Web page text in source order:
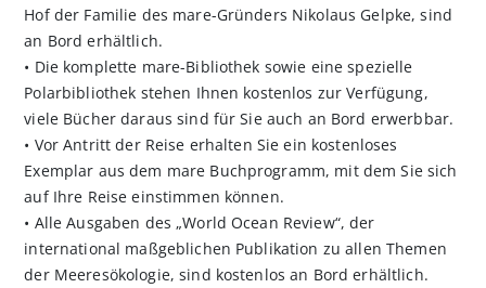
Hof der Familie des mare-Gründers Nikolaus Gelpke, sind
an Bord erhältlich.
• Die komplette mare-Bibliothek sowie eine spezielle
Polarbibliothek stehen Ihnen kostenlos zur Verfügung,
viele Bücher daraus sind für Sie auch an Bord erwerbbar.
• Vor Antritt der Reise erhalten Sie ein kostenloses
Exemplar aus dem mare Buchprogramm, mit dem Sie sich
auf Ihre Reise einstimmen können.
• Alle Ausgaben des „World Ocean Review“, der
international maßgeblichen Publikation zu allen Themen
der Meeresökologie, sind kostenlos an Bord erhältlich.